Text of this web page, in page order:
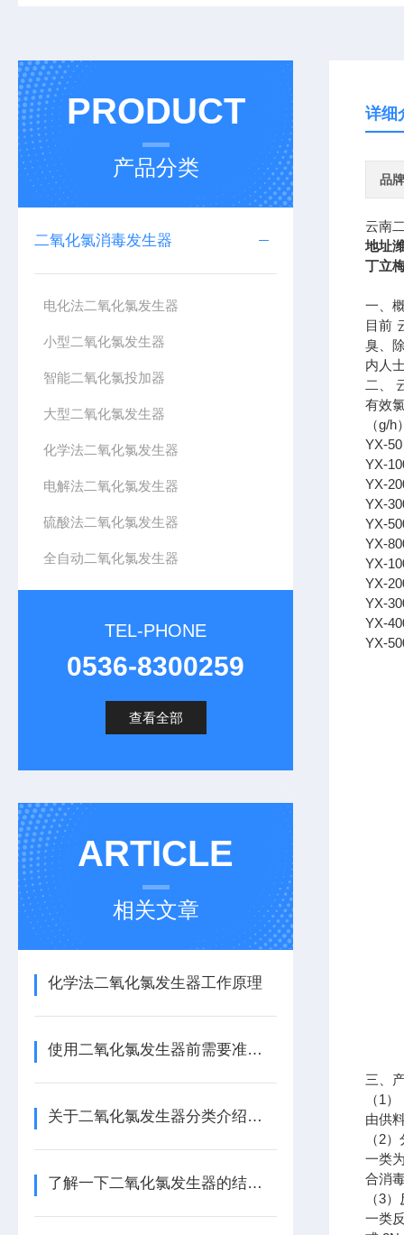
PRODUCT
产品分类
二氧化氯消毒发生器
电化法二氧化氯发生器
小型二氧化氯发生器
智能二氧化氯投加器
大型二氧化氯发生器
化学法二氧化氯发生器
电解法二氧化氯发生器
硫酸法二氧化氯发生器
全自动二氧化氯发生器
TEL-PHONE
0536-8300259
查看全部
ARTICLE
相关文章
化学法二氧化氯发生器工作原理
使用二氧化氯发生器前需要准备些什么？
关于二氧化氯发生器分类介绍，还不快来看看
了解一下二氧化氯发生器的结构功能及原理
详细
品牌
云南
地址
丁立
一、
目前
臭、
内人
二、
有效
（g/h
YX-50
YX-
YX-
YX-
YX-
YX-
YX-
YX-
YX-
YX-
YX-
三、
（1）
由供
（2）
一类
合消
（3）
一类